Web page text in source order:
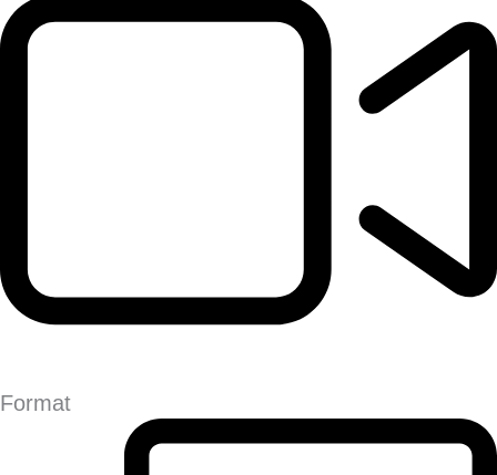
Format